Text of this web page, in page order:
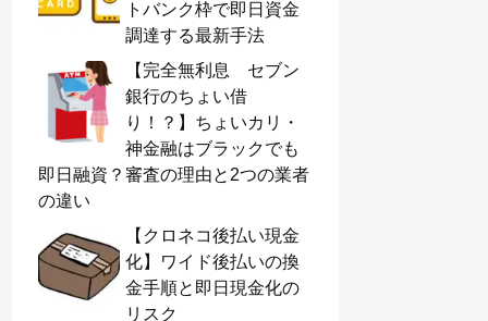
トバンク枠で即日資金
調達する最新手法
【完全無利息 セブン
銀行のちょい借
り！？】ちょいカリ・
神金融はブラックでも
即日融資？審査の理由と2つの業者
の違い
【クロネコ後払い現金
化】ワイド後払いの換
金手順と即日現金化の
リスク